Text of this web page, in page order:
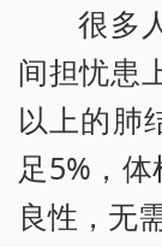
很多
间担忧患
以上的肺
足5%，
良性，无